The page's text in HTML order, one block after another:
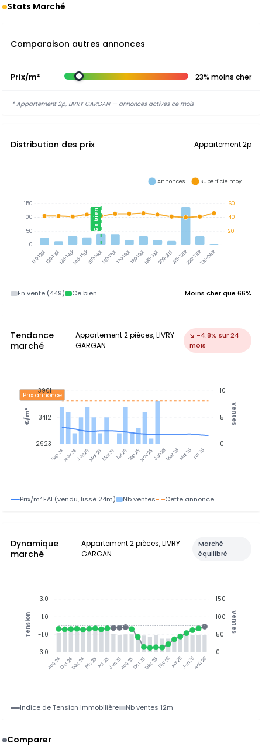
Stats Marché
Comparaison autres annonces
Prix/m² 23% moins cher
* Appartement 2p, LIVRY GARGAN — annonces actives ce mois
Distribution des prix Appartement 2p
110-120k120-130k130-140k140-150k150-160k160-170k170-180k180-190k190-200k200-210k210-220k220-230k230-240k
Ce bien
60
40
20
150
100
50
0
Annonces Superficie moy.
En vente (449) Ce bien Moins cher que 66%
Tendance
marché
Appartement 2 pièces, LIVRY
GARGAN
↘ -4.8% sur 24
mois
Sep 24Nov 24Jan 25Mar 25Mai 25Jul 25Sep 25Nov 25Jan 26Mar 26Mai 26Jul 26
Prix annonce
10
5
0
Ventes
3901
3412
2923
€/m²
Prix/m² FAI (vendu, lissé 24m) Nb ventes Cette annonce
Dynamique
marché
Appartement 2 pièces, LIVRY
GARGAN
Marché
équilibré
Aoû 24Oct 24Déc 24Fév 25Avr 25Jun 25Aoû 25Oct 25Déc 25Fév 26Avr 26Jun 26Aoû 26
150
100
50
0
Ventes
3.0
1.0
-1.0
-3.0
Tension
Indice de Tension Immobilière Nb ventes 12m
Comparer